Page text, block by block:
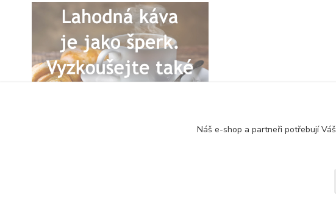
Náš e-shop a partneři potřebují Váš